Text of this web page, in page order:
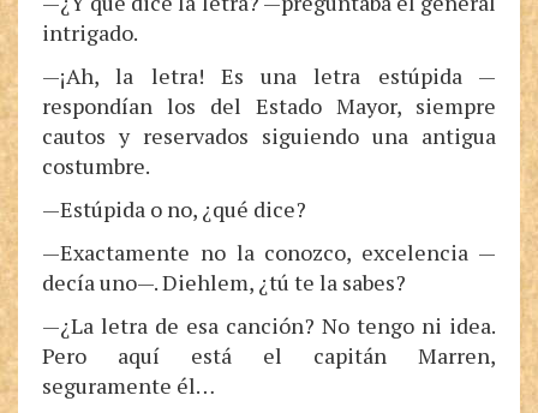
intrigado.
—¡Ah, la letra! Es una letra estúpida —
respondían los del Estado Mayor, siempre
cautos y reservados siguiendo una antigua
costumbre.
—Estúpida o no, ¿qué dice?
—Exactamente no la conozco, excelencia —
decía uno—. Diehlem, ¿tú te la sabes?
—¿La letra de esa canción? No tengo ni idea.
Pero aquí está el capitán Marren,
seguramente él…